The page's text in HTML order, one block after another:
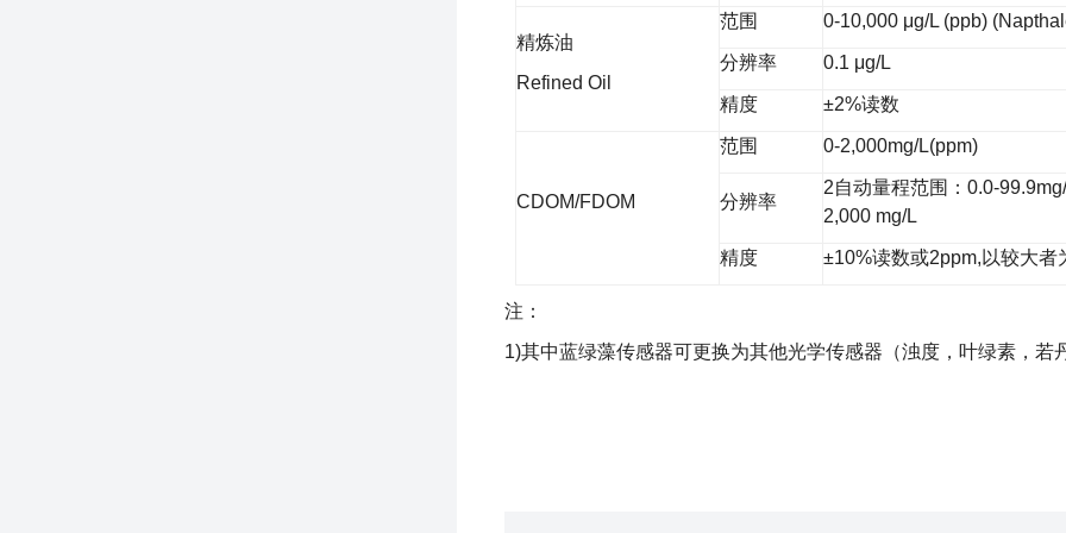
精炼油
Refined Oil
范围 0-10,000 μg/L (ppb)
分辨率 0.1 μg/L
精度 ±2%读数
CDOM/FDOM
范围 0-2,000mg/L(ppm)
分辨率
2自动量程范围：0.0-
2,000 mg/L
精度 ±10%读数或2ppm,以较大者
注：
1)其中蓝绿藻传感器可更换为其他光学传感器（浊度，叶绿素，